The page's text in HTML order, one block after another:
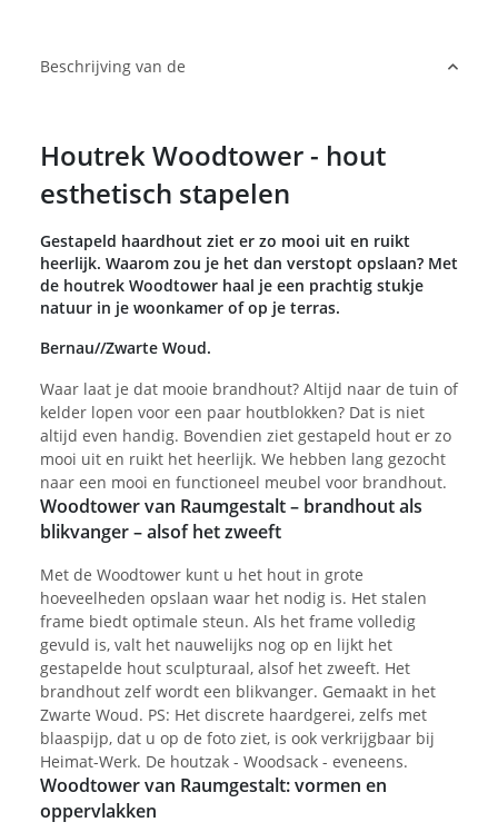
Beschrijving van de
Houtrek Woodtower - hout
esthetisch stapelen
Gestapeld haardhout ziet er zo mooi uit en ruikt
heerlijk. Waarom zou je het dan verstopt opslaan? Met
de houtrek Woodtower haal je een prachtig stukje
natuur in je woonkamer of op je terras.
Bernau//Zwarte Woud.
Waar laat je dat mooie brandhout? Altijd naar de tuin of
kelder lopen voor een paar houtblokken? Dat is niet
altijd even handig. Bovendien ziet gestapeld hout er zo
mooi uit en ruikt het heerlijk. We hebben lang gezocht
naar een mooi en functioneel meubel voor brandhout.
Woodtower van Raumgestalt – brandhout als
blikvanger – alsof het zweeft
Met de Woodtower kunt u het hout in grote
hoeveelheden opslaan waar het nodig is. Het stalen
frame biedt optimale steun. Als het frame volledig
gevuld is, valt het nauwelijks nog op en lijkt het
gestapelde hout sculpturaal, alsof het zweeft. Het
brandhout zelf wordt een blikvanger. Gemaakt in het
Zwarte Woud. PS: Het discrete haardgerei, zelfs met
blaaspijp, dat u op de foto ziet, is ook verkrijgbaar bij
Heimat-Werk. De houtzak - Woodsack - eveneens.
Woodtower van Raumgestalt: vormen en
oppervlakken